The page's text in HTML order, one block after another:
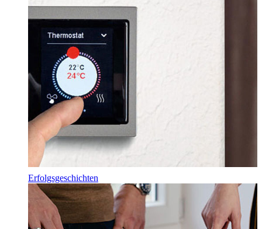
Erfolgsgeschichten